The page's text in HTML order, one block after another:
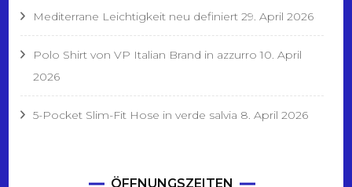
Mediterrane Leichtigkeit neu definiert 29. April 2026
Polo Shirt von VP Italian Brand in azzurro 10. April
2026
5-Pocket Slim-Fit Hose in verde salvia 8. April 2026
ÖFFNUNGSZEITEN